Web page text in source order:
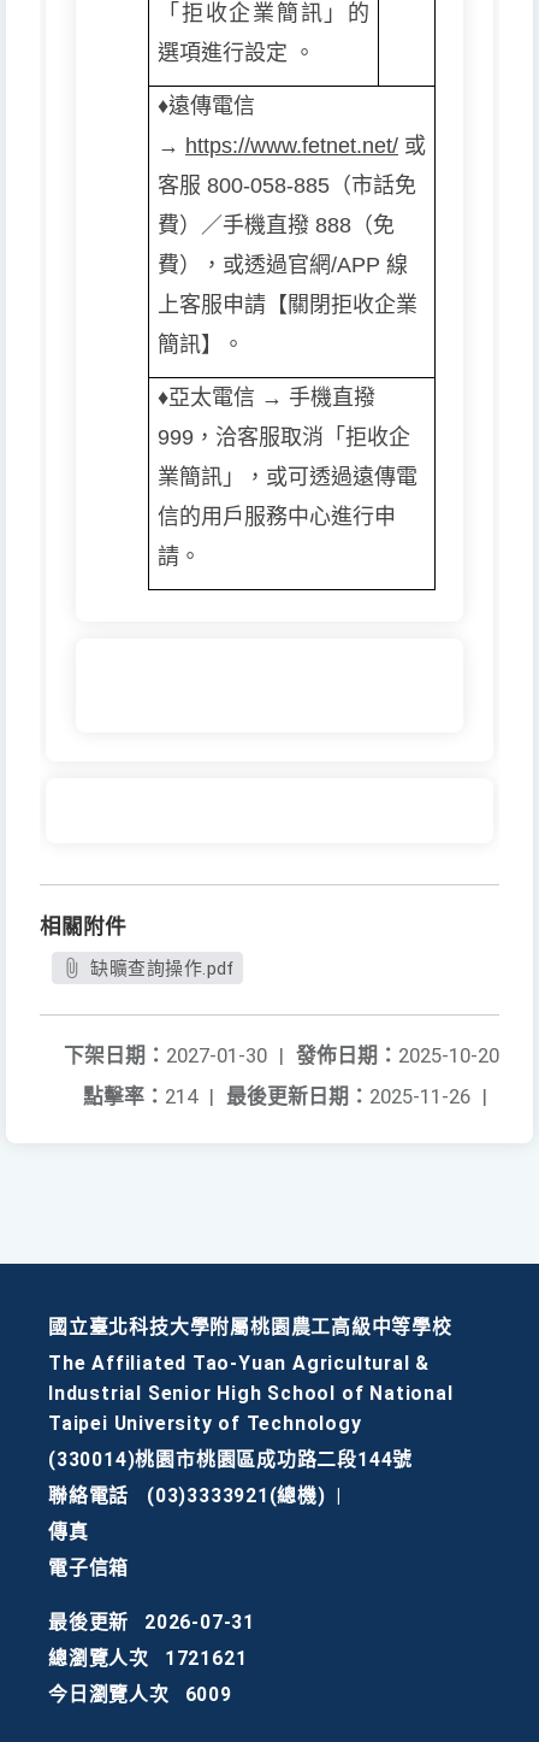
「拒收企業簡訊」的
選項進行設定 。
♦️遠傳電信
→ https://www.fetnet.net/ 或
客服 800-058-885（市話免
費）／手機直撥 888（免
費），或透過官網/APP 線
上客服申請【關閉拒收企業
簡訊】。
♦️️亞太電信 → 手機直撥
999，洽客服取消「拒收企
業簡訊」，或可透過遠傳電
信的用戶服務中心進行申
請。
相關附件
缺曠查詢操作.pdf
發佈日期： 2025-10-20
下架日期： 2027-01-30 |
最後更新日期： 2025-11-26 |
點擊率： 214 |
國立臺北科技大學附屬桃園農工高級中等學校
The Affiliated Tao-Yuan Agricultural &
Industrial Senior High School of National
Taipei University of Technology
(330014)桃園市桃園區成功路二段144號
聯絡電話
(03)3333921(總機)
傳真
電子信箱
最後更新
2026-07-31
總瀏覽人次
1721621
今日瀏覽人次
6009